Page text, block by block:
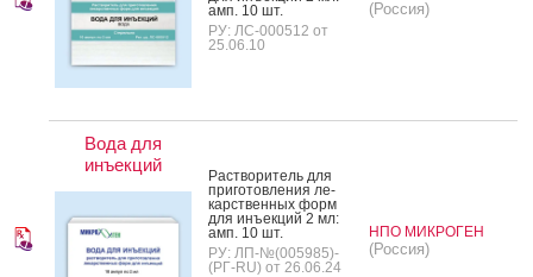
амп. 10 шт.
РУ: ЛС-000512 от
25.06.10
(Россия)
Вода для
инъекций
Рас­тво­ритель для
при­готов­ле­ния ле­
карс­твен­ных форм
для инъ­ек­ций 2 мл:
амп. 10 шт.
РУ: ЛП-№(005985)-
(РГ-RU) от 26.06.24
НПО МИКРОГЕН
(Россия)